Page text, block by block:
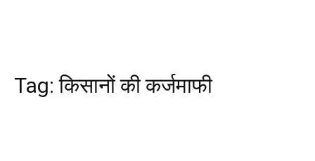
Tag:किसानों की कर्जमाफी